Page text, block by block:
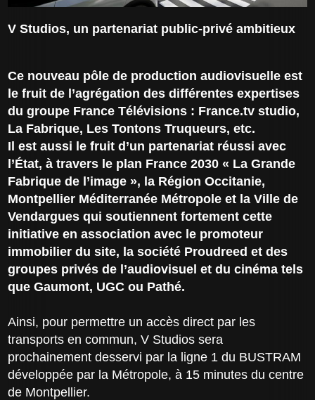
V Studios, un partenariat public-privé ambitieux
Ce nouveau pôle de production audiovisuelle est
le fruit de l’agrégation des différentes expertises
du groupe France Télévisions : France.tv studio,
La Fabrique, Les Tontons Truqueurs, etc.
Il est aussi le fruit d’un partenariat réussi avec
l’État, à travers le plan France 2030 « La Grande
Fabrique de l’image », la Région Occitanie,
Montpellier Méditerranée Métropole et la Ville de
Vendargues qui soutiennent fortement cette
initiative en association avec le promoteur
immobilier du site, la société Proudreed et des
groupes privés de l’audiovisuel et du cinéma tels
que Gaumont, UGC ou Pathé.
Ainsi, pour permettre un accès direct par les
transports en commun, V Studios sera
prochainement desservi par la ligne 1 du BUSTRAM
développée par la Métropole, à 15 minutes du centre
de Montpellier.